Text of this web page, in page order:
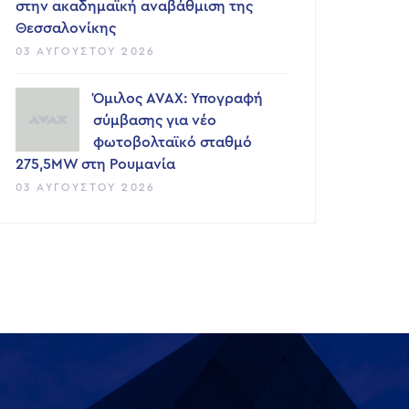
στην ακαδημαϊκή αναβάθμιση της
Θεσσαλονίκης
03 ΑΥΓΟΎΣΤΟΥ 2026
Όμιλος AVAX: Υπογραφή
σύμβασης για νέο
φωτοβολταϊκό σταθμό
275,5MW στη Ρουμανία
03 ΑΥΓΟΎΣΤΟΥ 2026